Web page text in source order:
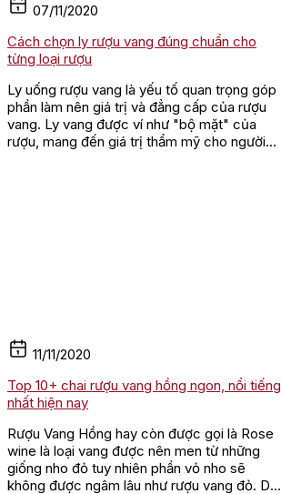
07/11/2020
Cách chọn ly rượu vang đúng chuẩn cho
từng loại rượu
Ly uống rượu vang là yếu tố quan trọng góp
phần làm nên giá trị và đẳng cấp của rượu
vang. Ly vang được ví như "bộ mặt" của
rượu, mang đến giá trị thẩm mỹ cho người
11/11/2020
Top 10+ chai rượu vang hồng ngon, nổi tiếng
nhất hiện nay
Rượu Vang Hồng hay còn được gọi là Rose
wine là loại vang được nên men từ những
giống nho đỏ tuy nhiên phần vỏ nho sẽ
không được ngâm lâu như rượu vang đỏ. Do